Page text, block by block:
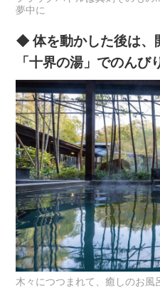
夢中に
◆ 体を動かした後は、
「十界の湯」でのんび
木々につつまれて、癒しのお風